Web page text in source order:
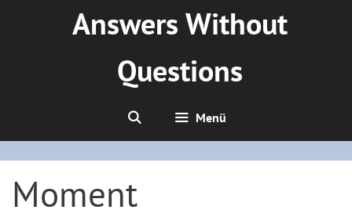
Answers Without
Questions
Menü
Moment